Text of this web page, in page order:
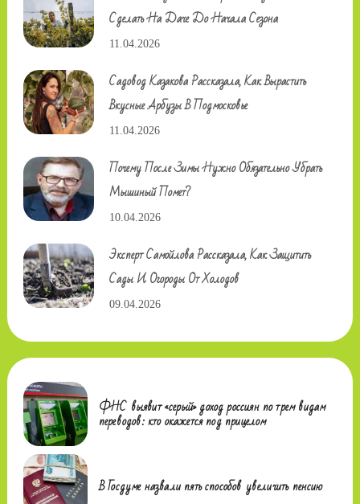
Сделать На Даче До Начала Сезона
11.04.2026
Садовод Казакова Рассказала, Как Вырастить
Вкусные Арбузы В Подмосковье
11.04.2026
Почему После Зимы Нужно Обязательно Убрать
Мышиный Помет?
10.04.2026
Эксперт Самойлова Рассказала, Как Защитить
Сады И Огороды От Холодов
09.04.2026
ФНС выявит «серый» доход россиян по трем видам
переводов: кто окажется под прицелом
В Госдуме назвали пять способов увеличить пенсию